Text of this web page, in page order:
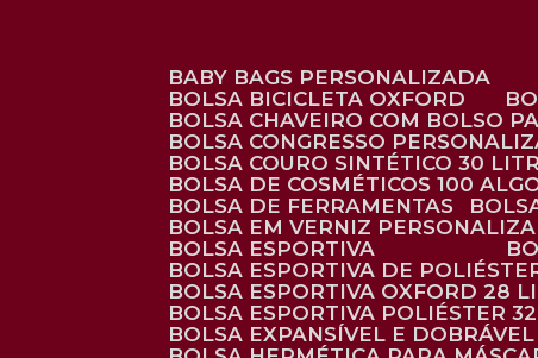
BABY BAGS PERSONALIZADA
BOLSA BICICLETA OXFORD
BOLSA CHAVEIRO COM BOLSO
BOLSA CONGRESSO
BOLSA COURO SINTÉTICO 30
BOLSA DE COSMÉTICOS 100
BOLSA DE FERRAMENTAS
BOLSA EM VERNIZ
BOLSA ESPORTIVA
BOLSA ESPORTIVA DE
BOLSA ESPORTIVA OXFORD 28
BOLSA ESPORTIVA POLIÉSTER
BOLSA EXPANSÍVEL E